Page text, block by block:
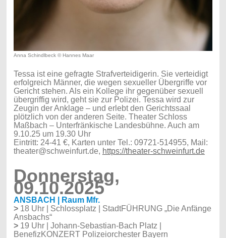
Anna Schindlbeck © Hannes Maar
Tessa ist eine gefragte Strafverteidigerin. Sie verteidigt
erfolgreich Männer, die wegen sexueller Übergriffe vor
Gericht stehen. Als ein Kollege ihr gegenüber sexuell
übergriffig wird, geht sie zur Polizei. Tessa wird zur
Zeugin der Anklage – und erlebt den Gerichtssaal
plötzlich von der anderen Seite. Theater Schloss
Maßbach – Unterfränkische Landesbühne. Auch am
9.10.25 um 19.30 Uhr
Eintritt: 24-41 €, Karten unter Tel.: 09721-514955, Mail:
theater@schweinfurt.de, https://theater-schweinfurt.de
Donnerstag,
09.10.2025
ANSBACH | Raum Mfr.
>18 Uhr | Schlossplatz | StadtFÜHRUNG „Die Anfänge
Ansbachs“
>19 Uhr | Johann-Sebastian-Bach Platz |
BenefizKONZERT Polizeiorchester Bayern